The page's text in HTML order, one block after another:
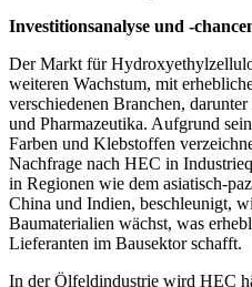
Investitionsanalyse und -
Der Markt für
weiteren Wachstum, mit
verschiedenen Branchen,
und Pharmazeutika. Aufgrund
Farben und Klebstoffen
Nachfrage nach HEC in
in Regionen wie dem asiatisch-
China und Indien, beschleunigt,
Baumaterialien wächst, was
Lieferanten im Bausektor schafft.
In der Ölfeldindustrie wird HEC